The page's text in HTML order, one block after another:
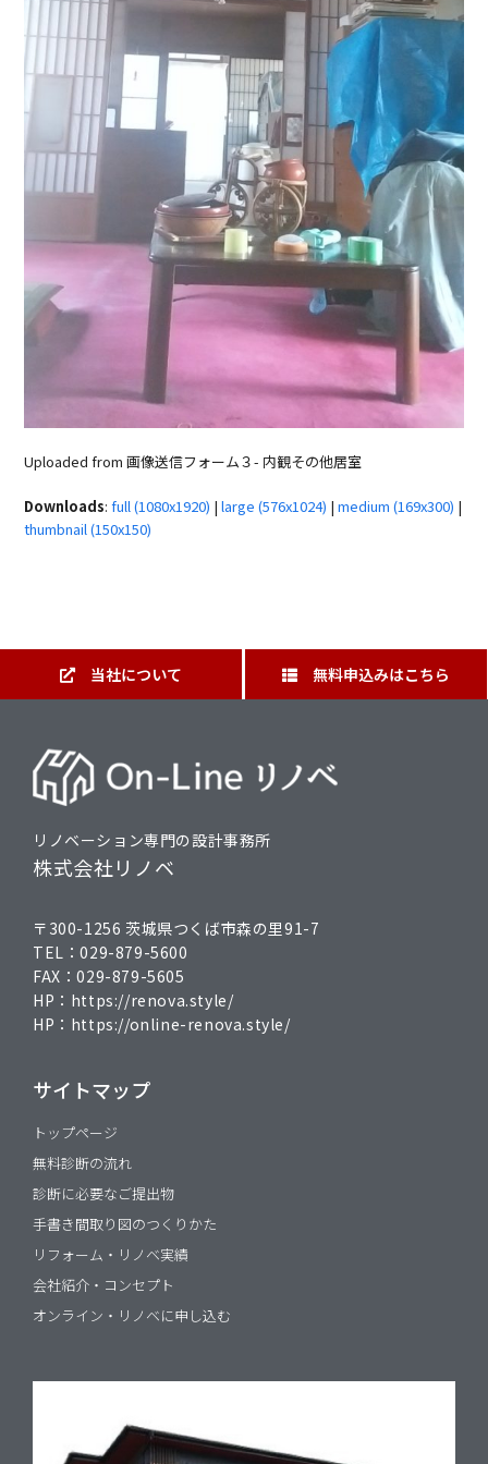
Uploaded from 画像送信フォーム３- 内観その他居室
Downloads:full (1080x1920) |large (576x1024) |medium (169x300) |
thumbnail (150x150)
当社について 無料申込みはこちら
リノベーション専門の設計事務所
株式会社リノベ
〒300-1256 茨城県つくば市森の里91-7
TEL：029-879-5600
FAX：029-879-5605
HP： https://renova.style/
HP： https://online-renova.style/
サイトマップ
トップページ
無料診断の流れ
診断に必要なご提出物
手書き間取り図のつくりかた
リフォーム・リノベ実績
会社紹介・コンセプト
オンライン・リノベに申し込む